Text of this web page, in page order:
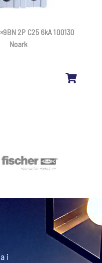
2P C25 6kA 100130
Noark
i